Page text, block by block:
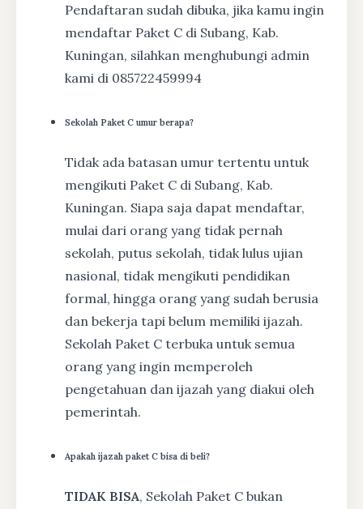
Pendaftaran sudah dibuka, jika kamu ingin
mendaftar Paket C di Subang, Kab.
Kuningan, silahkan menghubungi admin
kami di 085722459994
Sekolah Paket C umur berapa?
Tidak ada batasan umur tertentu untuk
mengikuti Paket C di Subang, Kab.
Kuningan. Siapa saja dapat mendaftar,
mulai dari orang yang tidak pernah
sekolah, putus sekolah, tidak lulus ujian
nasional, tidak mengikuti pendidikan
formal, hingga orang yang sudah berusia
dan bekerja tapi belum memiliki ijazah.
Sekolah Paket C terbuka untuk semua
orang yang ingin memperoleh
pengetahuan dan ijazah yang diakui oleh
pemerintah.
Apakah ijazah paket C bisa di beli?
TIDAK BISA, Sekolah Paket C bukan